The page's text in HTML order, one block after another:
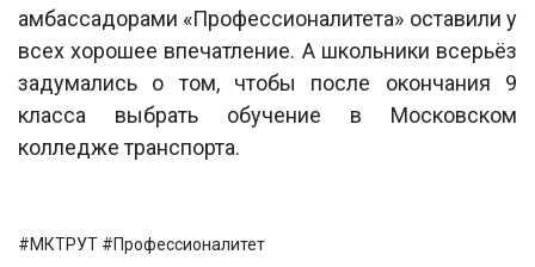
амбассадорами «Профессионалитета» оставили у
всех хорошее впечатление. А школьники всерьёз
задумались о том, чтобы после окончания 9
класса выбрать обучение в Московском
колледже транспорта.
#МКТРУТ #Профессионалитет